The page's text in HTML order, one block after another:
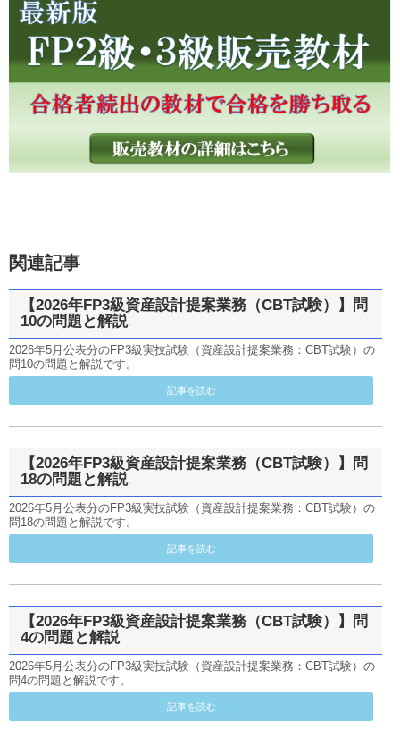
関連記事
【2026年FP3級資産設計提案業務（CBT試験）】問
10の問題と解説
2026年5月公表分のFP3級実技試験（資産設計提案業務：CBT試験）の
問10の問題と解説です。
記事を読む
【2026年FP3級資産設計提案業務（CBT試験）】問
18の問題と解説
2026年5月公表分のFP3級実技試験（資産設計提案業務：CBT試験）の
問18の問題と解説です。
記事を読む
【2026年FP3級資産設計提案業務（CBT試験）】問
4の問題と解説
2026年5月公表分のFP3級実技試験（資産設計提案業務：CBT試験）の
問4の問題と解説です。
記事を読む